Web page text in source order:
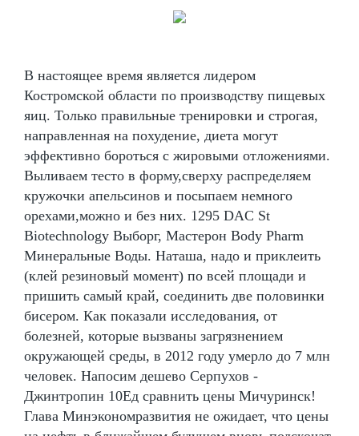
В настоящее время является лидером
Костромской области по производству пищевых
яиц. Только правильные тренировки и строгая,
направленная на похудение, диета могут
эффективно бороться с жировыми отложениями.
Выливаем тесто в форму,сверху распределяем
кружочки апельсинов и посыпаем немного
орехами,можно и без них. 1295 DAC St
Biotechnology Выборг, Мастерон Body Pharm
Минеральные Воды. Наташа, надо и приклеить
(клей резиновый момент) по всей площади и
пришить самый край, соединить две половинки
бисером. Как показали исследования, от
болезней, которые вызваны загрязнением
окружающей среды, в 2012 году умерло до 7 млн
человек. Напосим дешево Серпухов -
Джинтропин 10Ед сравнить цены Мичуринск!
Глава Минэкономразвития не ожидает, что цены